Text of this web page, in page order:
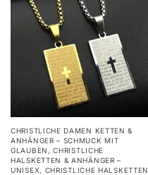
CHRISTLICHE DAMEN KETTEN &
ANHÄNGER – SCHMUCK MIT
GLAUBEN ,CHRISTLICHE
HALSKETTEN & ANHÄNGER –
UNISEX, CHRISTLICHE HALSKETTEN